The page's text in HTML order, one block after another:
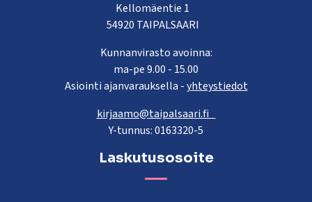
Kellomäentie 1
54920 TAIPALSAARI
Kunnanvirasto avoinna:
ma-pe 9.00 - 15.00
Asiointi ajanvarauksella -yhteystiedot
kirjaamo@taipalsaari.fi
Y-tunnus: 0163320-5
Laskutusosoite